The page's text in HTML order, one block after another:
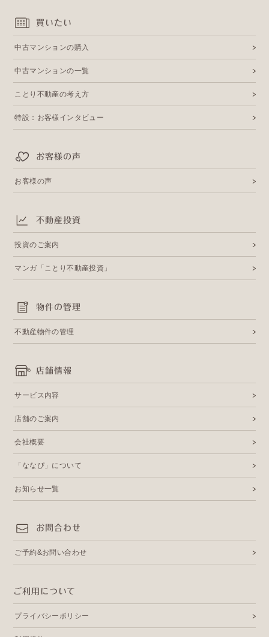
買いたい
中古マンションの購入
中古マンションの一覧
ことり不動産の考え方
特設：お客様インタビュー
お客様の声
お客様の声
不動産投資
投資のご案内
マンガ「ことり不動産投資」
物件の管理
不動産物件の管理
店舗情報
サービス内容
店舗のご案内
会社概要
「ななぴ」について
お知らせ一覧
お問合わせ
ご予約&お問い合わせ
ご利用について
プライバシーポリシー